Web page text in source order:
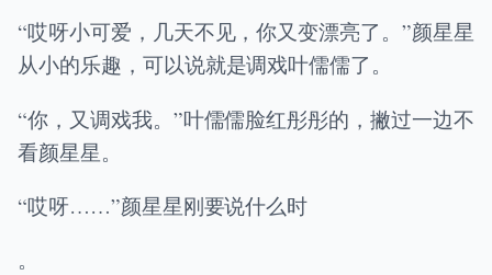
“哎呀小可爱，几天不见，你又变漂亮了。”颜星星
从小的乐趣，可以说就是调戏叶儒儒了。
“你，又调戏我。”叶儒儒脸红彤彤的，撇过一边不
看颜星星。
“哎呀……”颜星星刚要说什么时
。